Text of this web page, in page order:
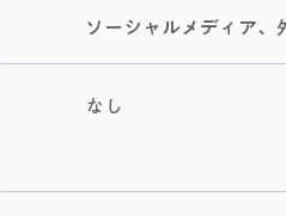
ソーシャルメディア、
なし